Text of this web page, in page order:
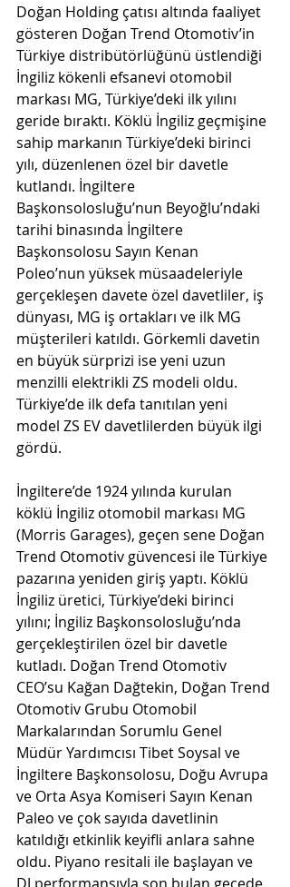
Doğan Holding çatısı altında faaliyet
gösteren Doğan Trend Otomotiv’in
Türkiye distribütörlüğünü üstlendiği
İngiliz kökenli efsanevi otomobil
markası MG, Türkiye’deki ilk yılını
geride bıraktı. Köklü İngiliz geçmişine
sahip markanın Türkiye’deki birinci
yılı, düzenlenen özel bir davetle
kutlandı. İngiltere
Başkonsolosluğu’nun Beyoğlu’ndaki
tarihi binasında İngiltere
Başkonsolosu Sayın Kenan
Poleo’nun yüksek müsaadeleriyle
gerçekleşen davete özel davetliler, iş
dünyası, MG iş ortakları ve ilk MG
müşterileri katıldı. Görkemli davetin
en büyük sürprizi ise yeni uzun
menzilli elektrikli ZS modeli oldu.
Türkiye’de ilk defa tanıtılan yeni
model ZS EV davetlilerden büyük ilgi
gördü.
İngiltere’de 1924 yılında kurulan
köklü İngiliz otomobil markası MG
(Morris Garages), geçen sene Doğan
Trend Otomotiv güvencesi ile Türkiye
pazarına yeniden giriş yaptı. Köklü
İngiliz üretici, Türkiye’deki birinci
yılını; İngiliz Başkonsolosluğu’nda
gerçekleştirilen özel bir davetle
kutladı. Doğan Trend Otomotiv
CEO’su Kağan Dağtekin, Doğan Trend
Otomotiv Grubu Otomobil
Markalarından Sorumlu Genel
Müdür Yardımcısı Tibet Soysal ve
İngiltere Başkonsolosu, Doğu Avrupa
ve Orta Asya Komiseri Sayın Kenan
Paleo ve çok sayıda davetlinin
katıldığı etkinlik keyifli anlara sahne
oldu. Piyano resitali ile başlayan ve